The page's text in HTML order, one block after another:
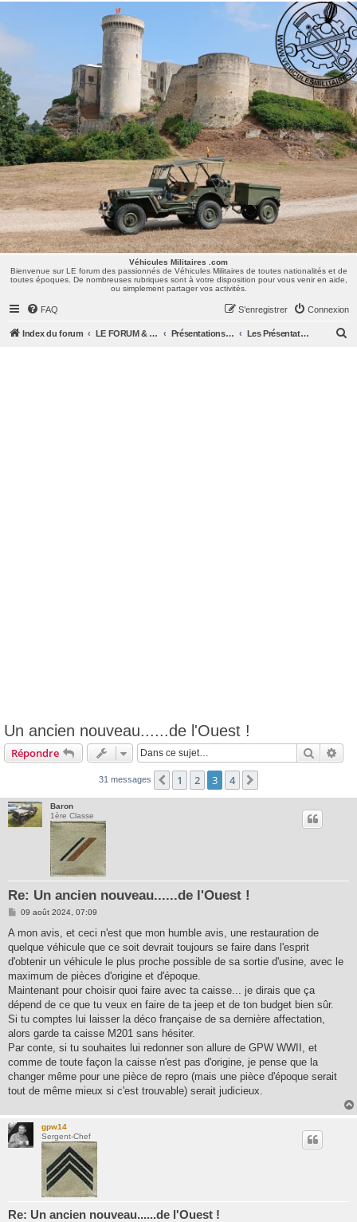
Véhicules Militaires .com
Bienvenue sur LE forum des passionnés de Véhicules Militaires de toutes nationalités et de
toutes époques. De nombreuses rubriques sont à votre disposition pour vous venir en aide,
ou simplement partager vos activités.
Véhicules Militaires .com
Bienvenue sur LE forum des passionnés de Véhicules Militaires de toutes nationalités et de
toutes époques. De nombreuses rubriques sont à votre disposition pour vous venir en aide,
ou simplement partager vos activités.
FAQ Connexion
S’enregistrer
Index du forum LE FORUM & SES MEMBRES Présentations & Anniversaires Les Présentations
Un ancien nouveau......de l'Ouest !
Répondre
31 messages Précédente
1 2 3 4
Baron
1ère Classe
Re: Un ancien nouveau......de l'Ouest !
M
s
a
g
09 août 2024, 07:09
A mon avis, et ceci n'est que mon humble avis, une restauration de
quelque véhicule que ce soit devrait toujours se faire dans l'esprit
d'obtenir un véhicule le plus proche possible de sa sortie d'usine, avec le
maximum de pièces d'origine et d'époque.
Maintenant pour choisir quoi faire avec ta caisse... je dirais que ça
dépend de ce que tu veux en faire de ta jeep et de ton budget bien sûr.
Si tu comptes lui laisser la déco française de sa dernière affectation,
alors garde ta caisse M201 sans hésiter.
Par conte, si tu souhaites lui redonner son allure de GPW WWII, et
comme de toute façon la caisse n'est pas d'origine, je pense que la
changer même pour une pièce de repro (mais une pièce d'époque serait
tout de même mieux si c'est trouvable) serait judicieux.
gpw14
Sergent-Chef
Re: Un ancien nouveau......de l'Ouest !